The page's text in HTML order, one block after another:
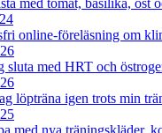
med tomat, basilika, ost
online-föreläsning om
sluta med HRT och
löpträna igen trots min
med nya träningskläder,